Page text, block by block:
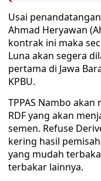
Usai
Ahmad Heryawan
kontrak ini maka
Luna akan segera
pertama di Jawa
KPBU.
TPPAS Nambo
RDF yang akan
semen. Refuse
kering hasil
yang mudah
terbakar lainnya.